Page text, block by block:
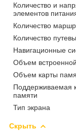
Количество и
элементов
Количество
Количество
Навигационные
Объем
Объем карты
Поддерживаемая
памяти
Тип экрана
Скрыть